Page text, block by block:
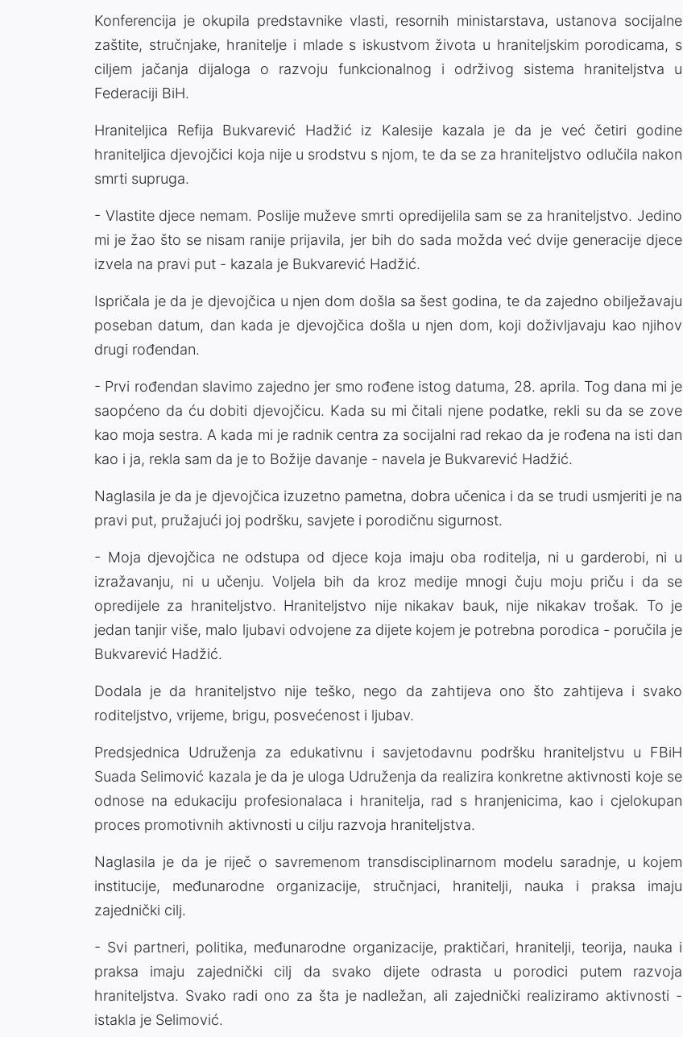
Konferencija je okupila predstavnike vlasti, resornih ministarstava, ustanova socijalne
zaštite, stručnjake, hranitelje i mlade s iskustvom života u hraniteljskim porodicama, s
ciljem jačanja dijaloga o razvoju funkcionalnog i održivog sistema hraniteljstva u
Federaciji BiH.
Hraniteljica Refija Bukvarević Hadžić iz Kalesije kazala je da je već četiri godine
hraniteljica djevojčici koja nije u srodstvu s njom, te da se za hraniteljstvo odlučila nakon
smrti supruga.
- Vlastite djece nemam. Poslije muževe smrti opredijelila sam se za hraniteljstvo. Jedino
mi je žao što se nisam ranije prijavila, jer bih do sada možda već dvije generacije djece
izvela na pravi put - kazala je Bukvarević Hadžić.
Ispričala je da je djevojčica u njen dom došla sa šest godina, te da zajedno obilježavaju
poseban datum, dan kada je djevojčica došla u njen dom, koji doživljavaju kao njihov
drugi rođendan.
- Prvi rođendan slavimo zajedno jer smo rođene istog datuma, 28. aprila. Tog dana mi je
saopćeno da ću dobiti djevojčicu. Kada su mi čitali njene podatke, rekli su da se zove
kao moja sestra. A kada mi je radnik centra za socijalni rad rekao da je rođena na isti dan
kao i ja, rekla sam da je to Božije davanje - navela je Bukvarević Hadžić.
Naglasila je da je djevojčica izuzetno pametna, dobra učenica i da se trudi usmjeriti je na
pravi put, pružajući joj podršku, savjete i porodičnu sigurnost.
- Moja djevojčica ne odstupa od djece koja imaju oba roditelja, ni u garderobi, ni u
izražavanju, ni u učenju. Voljela bih da kroz medije mnogi čuju moju priču i da se
opredijele za hraniteljstvo. Hraniteljstvo nije nikakav bauk, nije nikakav trošak. To je
jedan tanjir više, malo ljubavi odvojene za dijete kojem je potrebna porodica - poručila je
Bukvarević Hadžić.
Dodala je da hraniteljstvo nije teško, nego da zahtijeva ono što zahtijeva i svako
roditeljstvo, vrijeme, brigu, posvećenost i ljubav.
Predsjednica Udruženja za edukativnu i savjetodavnu podršku hraniteljstvu u FBiH
Suada Selimović kazala je da je uloga Udruženja da realizira konkretne aktivnosti koje se
odnose na edukaciju profesionalaca i hranitelja, rad s hranjenicima, kao i cjelokupan
proces promotivnih aktivnosti u cilju razvoja hraniteljstva.
Naglasila je da je riječ o savremenom transdisciplinarnom modelu saradnje, u kojem
institucije, međunarodne organizacije, stručnjaci, hranitelji, nauka i praksa imaju
zajednički cilj.
- Svi partneri, politika, međunarodne organizacije, praktičari, hranitelji, teorija, nauka i
praksa imaju zajednički cilj da svako dijete odrasta u porodici putem razvoja
hraniteljstva. Svako radi ono za šta je nadležan, ali zajednički realiziramo aktivnosti -
istakla je Selimović.